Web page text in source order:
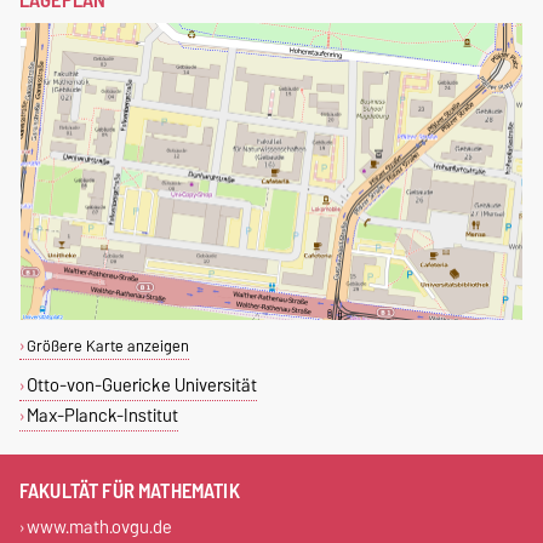
Größere Karte anzeigen
Otto-von-Guericke Universität
Max-Planck-Institut
FAKULTÄT FÜR MATHEMATIK
www.math.ovgu.de